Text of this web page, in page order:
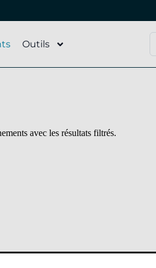
Outils
avec les résultats filtrés.